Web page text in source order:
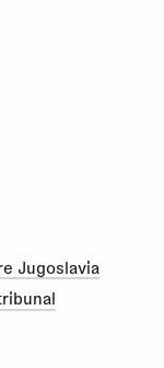
Jugoslavia